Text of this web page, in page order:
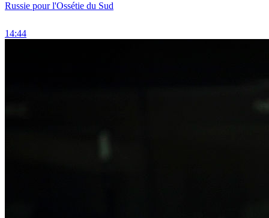
Russie pour l'Ossétie du Sud
14:44